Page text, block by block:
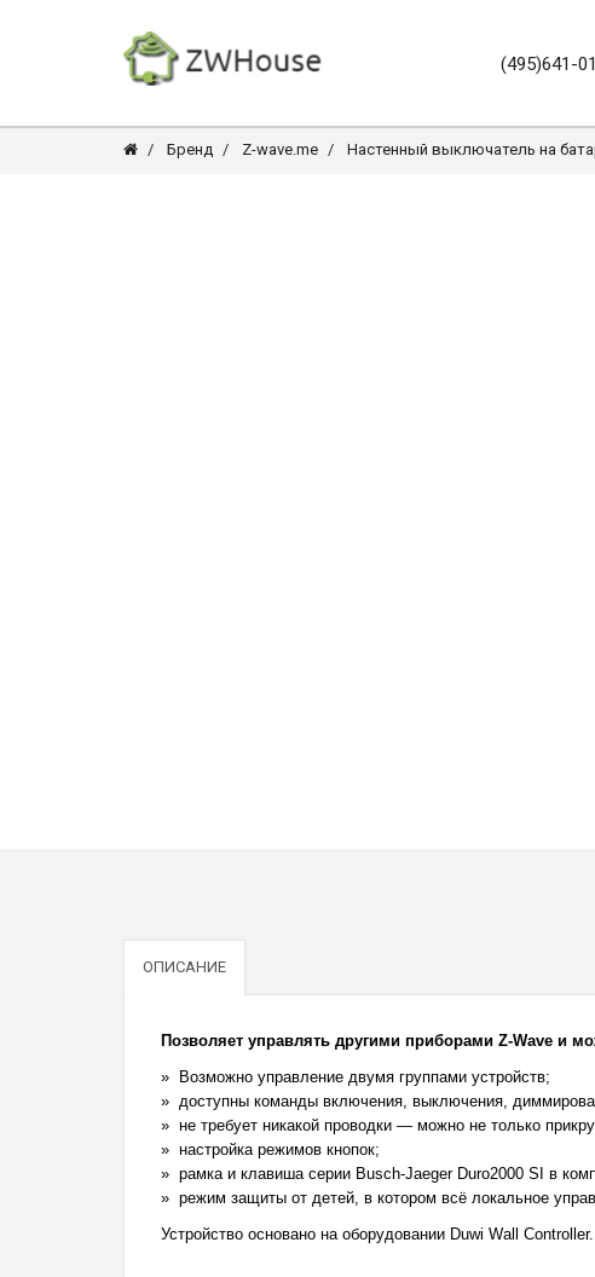
(495)641-
Бренд Z-wave.me Настенный выключатель на
ОПИСАНИЕ
Позволяет управлять другими приборами Z-Wave и
Возможно управление двумя группами устройств;
доступны команды включения, выключения,
не требует никакой проводки — можно не только
настройка режимов кнопок;
рамка и клавиша серии Busch-Jaeger Duro2000 SI в
режим защиты от детей, в котором всё локальное
Устройство основано на оборудовании Duwi Wall Controller.